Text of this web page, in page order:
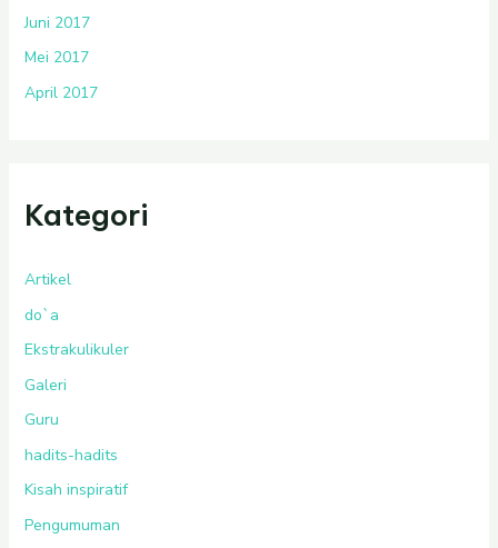
Juni 2017
Mei 2017
April 2017
Kategori
Artikel
do`a
Ekstrakulikuler
Galeri
Guru
hadits-hadits
Kisah inspiratif
Pengumuman